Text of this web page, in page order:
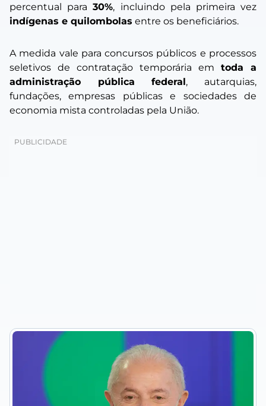
percentual para30%, incluindo pela primeira vez
indígenas e quilombolas entre os beneficiários.
A medida vale para concursos públicos e processos
seletivos de contratação temporária em toda a
administração pública federal, autarquias,
fundações, empresas públicas e sociedades de
economia mista controladas pela União.